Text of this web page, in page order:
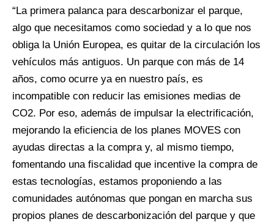
“La primera palanca para descarbonizar el parque,
algo que necesitamos como sociedad y a lo que nos
obliga la Unión Europea, es quitar de la circulación los
vehículos más antiguos. Un parque con más de 14
años, como ocurre ya en nuestro país, es
incompatible con reducir las emisiones medias de
CO2. Por eso, además de impulsar la electrificación,
mejorando la eficiencia de los planes MOVES con
ayudas directas a la compra y, al mismo tiempo,
fomentando una fiscalidad que incentive la compra de
estas tecnologías, estamos proponiendo a las
comunidades autónomas que pongan en marcha sus
propios planes de descarbonización del parque y que